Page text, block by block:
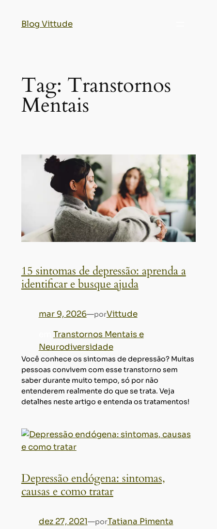
Blog Vittude
Tag: Transtornos
Mentais
15 sintomas de depressão: aprenda a
identificar e busque ajuda
mar 9, 2026—porVittude
Transtornos Mentais e
Neurodiversidade
Você conhece os sintomas de depressão? Muitas
pessoas convivem com esse transtorno sem
saber durante muito tempo, só por não
entenderem realmente do que se trata. Veja
detalhes neste artigo e entenda os tratamentos!
Depressão endógena: sintomas,
causas e como tratar
dez 27, 2021—porTatiana Pimenta